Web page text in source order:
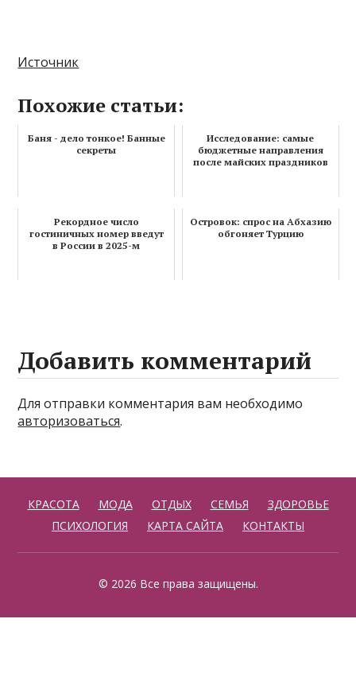
Источник
Похожие статьи:
Баня - дело тонкое! Банные
секреты
Исследование: самые
бюджетные направления
после майских праздников
Рекордное число
гостиничных номер введут
в России в 2025-м
Островок: спрос на Абхазию
обгоняет Турцию
Добавить комментарий
Для отправки комментария вам необходимо
авторизоваться.
КРАСОТА МОДА ОТДЫХ СЕМЬЯ
ЗДОРОВЬЕ
ПСИХОЛОГИЯ
КАРТА САЙТА КОНТАКТЫ
© 2026 Все права защищены.